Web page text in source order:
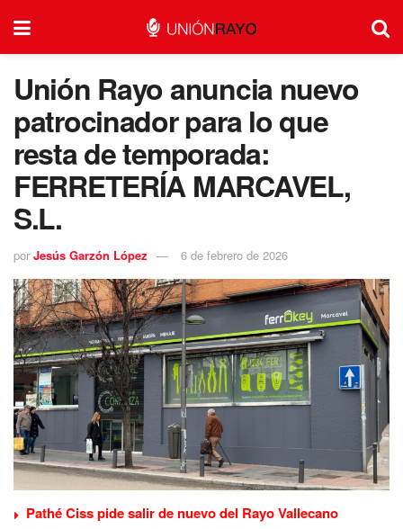
Unión Rayo anuncia nuevo
patrocinador para lo que
resta de temporada:
FERRETERÍA MARCAVEL,
S.L.
por Jesús Garzón López 6 de febrero de 2026
Pathé Ciss pide salir de nuevo del Rayo Vallecano